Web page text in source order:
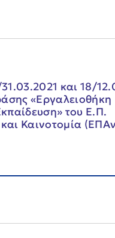
και 18/
«Εργαλειοθήκη
του Ε.Π.
και Καινοτομία